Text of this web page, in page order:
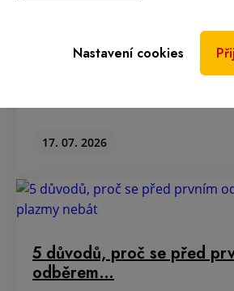
Vyrazte za svými letními zážitky s
17. 07. 2026
5 důvodů, proč se před
odběrem…
Nastavení cookies